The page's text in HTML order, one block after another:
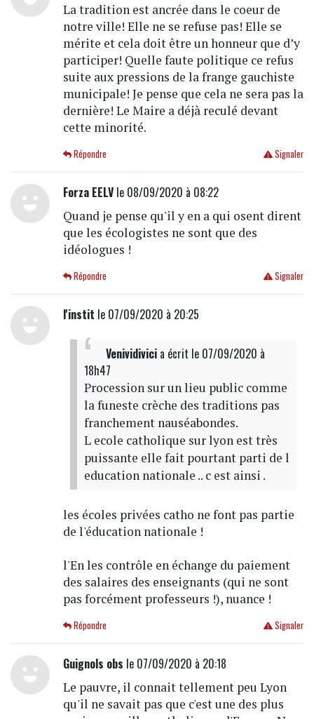
La tradition est ancrée dans le coeur de
notre ville! Elle ne se refuse pas! Elle se
mérite et cela doit être un honneur que d’y
participer! Quelle faute politique ce refus
suite aux pressions de la frange gauchiste
municipale! Je pense que cela ne sera pas la
dernière! Le Maire a déjà reculé devant
cette minorité.
Signaler
Répondre
Forza EELVle 08/09/2020 à 08:22
Quand je pense qu'il y en a qui osent dirent
que les écologistes ne sont que des
idéologues !
Signaler
Répondre
l'instit le 07/09/2020 à 20:25
Venividivicia écrit le 07/09/2020 à
18h47
Procession sur un lieu public comme
la funeste crèche des traditions pas
franchement nauséabondes.
L ecole catholique sur lyon est très
puissante elle fait pourtant parti de l
education nationale .. c est ainsi .
les écoles privées catho ne font pas partie
de l'éducation nationale !
l'En les contrôle en échange du paiement
des salaires des enseignants (qui ne sont
pas forcément professeurs !), nuance !
Signaler
Répondre
Guignols obs le 07/09/2020 à 20:18
Le pauvre, il connait tellement peu Lyon
qu'il ne savait pas que c'est une des plus